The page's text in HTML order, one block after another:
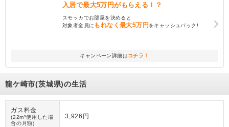
入居で最大5万円がもらえる！？
スモッカでお部屋を決めると
対象者全員に もれなく最大5万円 をキャッシュバック!
キャンペーン詳細はコチラ！
龍ケ崎市(茨城県)の生活
ガス料金
(22m³使用した場
合の月額)
3,926円